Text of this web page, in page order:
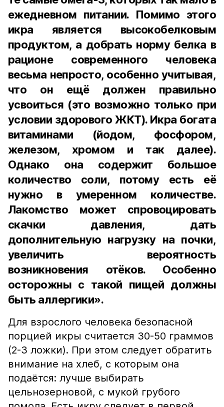
ежедневном питании. Помимо этого
икра является высокобелковым
продуктом, а добрать норму белка в
рационе современного человека
весьма непросто, особенно учитывая,
что он ещё должен правильно
усвоиться (это возможно только при
условии здорового ЖКТ). Икра богата
витаминами (йодом, фосфором,
железом, хромом и так далее).
Однако она содержит большое
количество соли, потому есть её
нужно в умеренном количестве.
Лакомство может спровоцировать
скачки давления, дать
дополнительную нагрузку на почки,
увеличить вероятность
возникновения отёков. Особенно
осторожны с такой пищей должны
быть аллергики».
Для взрослого человека безопасной
порцией икры считается 30-50 граммов
(2-3 ложки). При этом следует обратить
внимание на хлеб, с которым она
подаётся: лучше выбирать
цельнозерновой, с мукой грубого